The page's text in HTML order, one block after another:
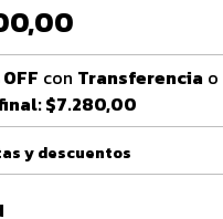
con Transferencia o
$7.280,00
y descuentos